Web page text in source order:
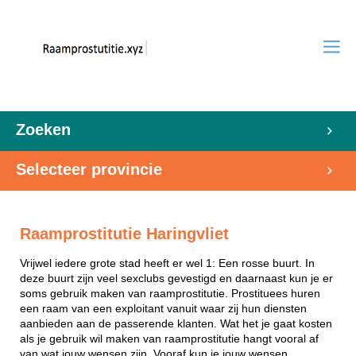
Zoeken
Selecteer provincie
Raamprostitutie Haringvliet
Vrijwel iedere grote stad heeft er wel 1: Een rosse buurt. In
deze buurt zijn veel sexclubs gevestigd en daarnaast kun je er
soms gebruik maken van raamprostitutie. Prostituees huren
een raam van een exploitant vanuit waar zij hun diensten
aanbieden aan de passerende klanten. Wat het je gaat kosten
als je gebruik wil maken van raamprostitutie hangt vooral af